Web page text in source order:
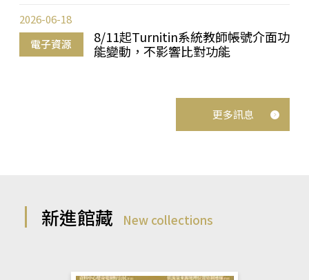
電子資源
8/11起Turnitin系統教師帳號介面功
能變動，不影響比對功能
2026-06-18
更多訊息
新進館藏 New collections